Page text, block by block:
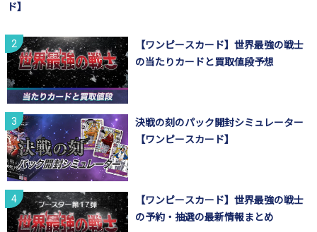
ド】
【ワンピースカード】世界最強の戦士
の当たりカードと買取値段予想
決戦の刻のパック開封シミュレーター
【ワンピースカード】
【ワンピースカード】世界最強の戦士
の予約・抽選の最新情報まとめ